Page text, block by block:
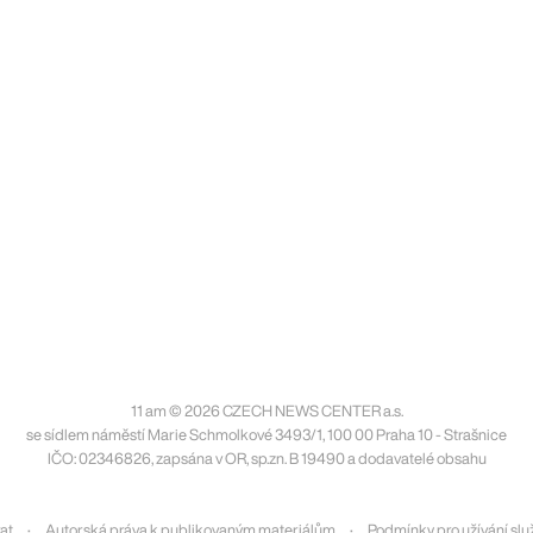
11 am © 2026 CZECH NEWS CENTER a.s.
se sídlem náměstí Marie Schmolkové 3493/1, 100 00 Praha 10 - Strašnice
IČO: 02346826, zapsána v OR, sp.zn. B 19490 a dodavatelé obsahu